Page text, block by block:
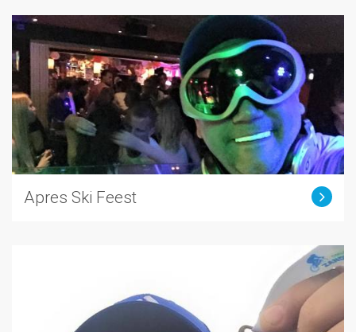
Apres Ski Feest